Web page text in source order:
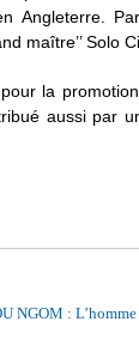
en Angleterre.
maître’’ Solo
la promotion
aussi par
NGOM :